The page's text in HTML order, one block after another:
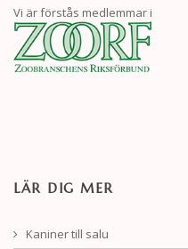
Vi är förstås medlemmar i
LÄR DIG MER
Kaniner till salu